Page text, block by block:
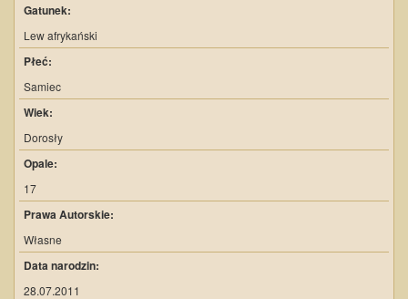
Gatunek:
Lew afrykański
Płeć:
Samiec
Wiek:
Dorosły
Opale:
17
Prawa Autorskie:
Własne
Data narodzin:
28.07.2011